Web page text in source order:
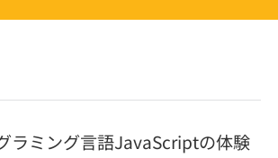
ラミング言語JavaScriptの体験